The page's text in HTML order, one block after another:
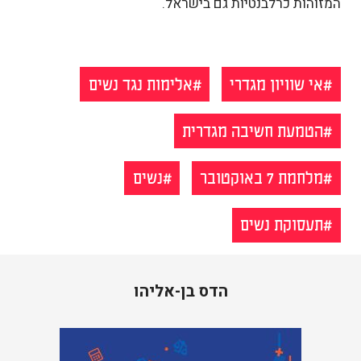
אי שוויון מגדרי
אלימות נגד נשים
הטמעת חשיבה מגדרית
מלחמת 7 באוקטובר
נשים
תעסוקת נשים
הדס בן-אליהו